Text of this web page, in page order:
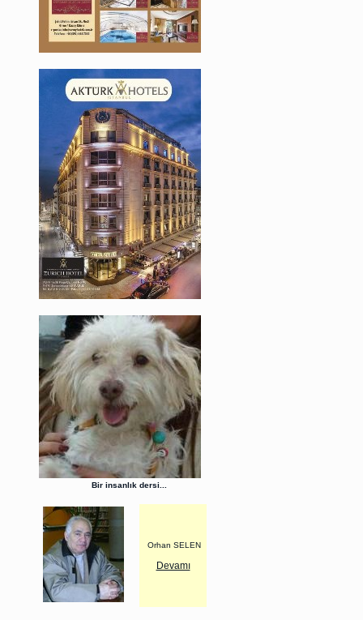
Bir insanlık dersi...
Orhan SELEN
Devamı